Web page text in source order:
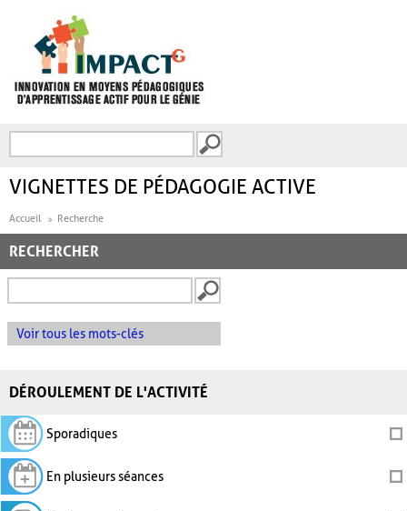
FORMULAIRE DE
VIGNETTES DE PÉDAGOGIE ACTIVE
Accueil Recherche
RECHERCHER
Voir tous les mots-clés
DÉROULEMENT DE L'ACTIVITÉ
Sporadiques
En plusieurs séances